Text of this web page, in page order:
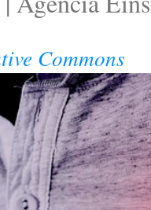
Commons